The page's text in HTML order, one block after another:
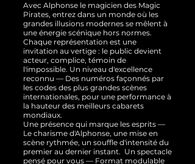
Avec Alphonse le magicien des Magic
Pirates, entrez dans un monde où les
grandes illusions modernes se mêlent à
une énergie scénique hors normes.
Chaque représentation est une
invitation au vertige : le public devient
acteur, complice, témoin de
l'impossible. Un niveau d'excellence
reconnu — Des numéros façonnés par
les codes des plus grandes scènes
internationales, pour une performance à
la hauteur des meilleurs cabarets
mondiaux.
Une présence qui marque les esprits —
Le charisme d'Alphonse, une mise en
scène rythmée, un souffle d'intensité du
premier au dernier instant. Un spectacle
pensé pour vous — Format modulable